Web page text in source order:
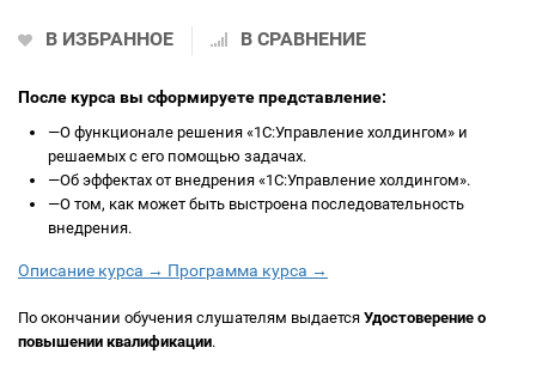
В ИЗБРАННОЕ В СРАВНЕНИЕ
После курса вы сформируете представление:
—О функционале решения «1С:Управление холдингом» и
решаемых с его помощью задачах.
—Об эффектах от внедрения «1С:Управление холдингом».
—О том, как может быть выстроена последовательность
внедрения.
Описание курса → Программа курса →
По окончании обучения слушателям выдается Удостоверение о
повышении квалификации.